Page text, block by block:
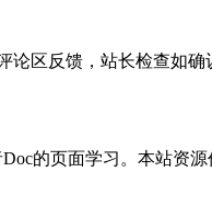
区反馈，站长检查如确
的页面学习。本站资